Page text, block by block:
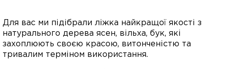
Для вас ми підібрали ліжка найкращої якості з
натурального дерева ясен, вільха, бук, які
захоплюють своєю красою, витонченістю та
тривалим терміном використання.